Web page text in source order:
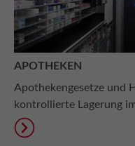
APOTHEKEN
Apothekengesetze und
kontrollierte Lagerung